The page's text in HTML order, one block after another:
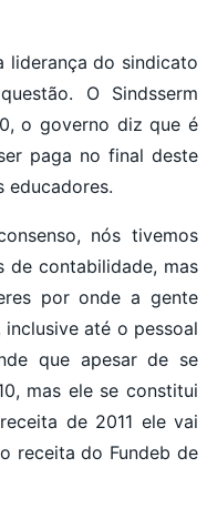
liderança do sindicato
O Sindsserm
o governo diz que é
paga no final deste
educadores.
nós tivemos
de contabilidade, mas
por onde a gente
até o pessoal
que apesar de se
mas ele se constitui
de 2011 ele vai
receita do Fundeb de